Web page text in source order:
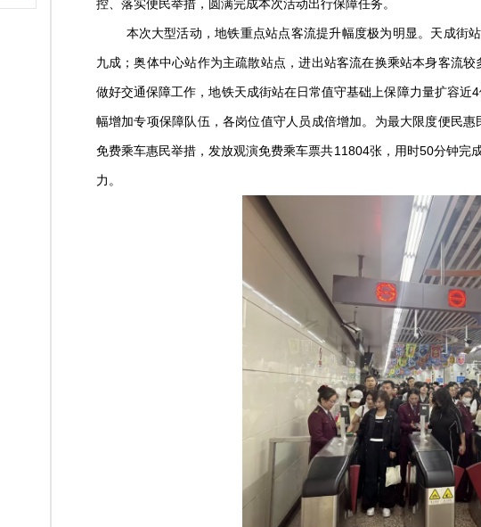
控、落实便民举措，圆满完成本次活动出行保障任务。
本次大型活动，地铁重点站点客流提升幅度极为明显。天成街站
九成；奥体中心站作为主疏散站点，进出站客流在换乘站本身客流
做好交通保障工作，地铁天成街站在日常值守基础上保障力量扩容
幅增加专项保障队伍，各岗位值守人员成倍增加。为最大限度便民
免费乘车惠民举措，发放观演免费乘车票共11804张，用时50分钟
力。